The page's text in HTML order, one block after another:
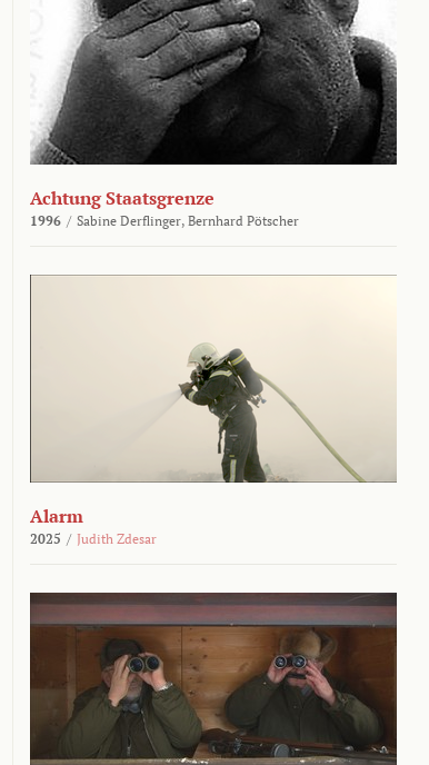
Achtung Staatsgrenze
1996 / Sabine Derflinger, Bernhard Pötscher
Alarm
2025 / Judith Zdesar